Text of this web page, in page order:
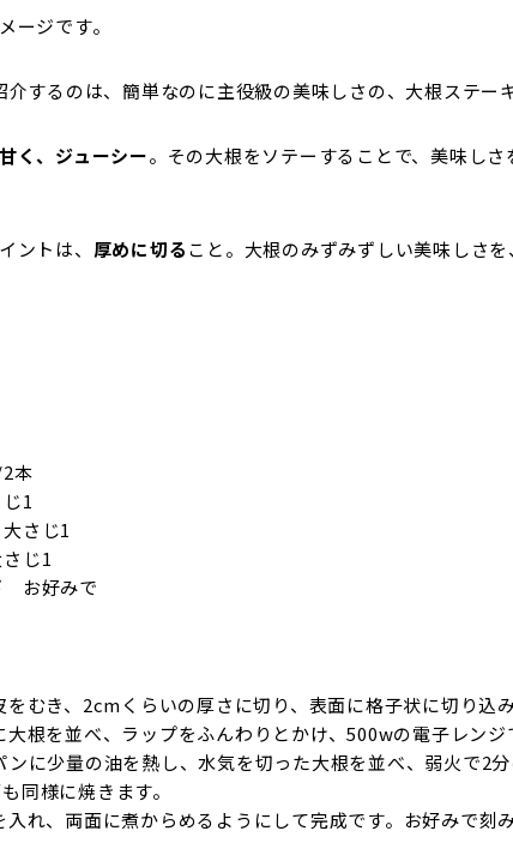
ージです。
介するのは、簡単なのに主役級の美味しさの、大根ステーキ
く、ジューシー。その大根をソテーすることで、美味し
ントは、 厚めに切ること。大根のみずみずしい美味しさ
本
1
さじ1
じ1
お好みで
をむき、2cmくらいの厚さに切り、表面に格子状に切り込み
大根を並べ、ラップをふんわりとかけ、500wの電子レンジ
ンに少量の油を熱し、水気を切った大根を並べ、弱火で2
同様に焼きます。
入れ、両面に煮からめるようにして完成です。お好みで刻